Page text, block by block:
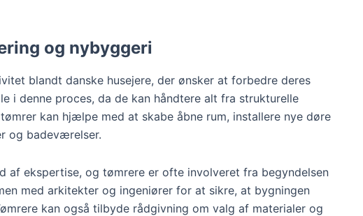
og nybyggeri
blandt danske husejere, der ønsker at forbedre deres
i denne proces, da de kan håndtere alt fra strukturelle
kan hjælpe med at skabe åbne rum, installere nye døre
og badeværelser.
af ekspertise, og tømrere er ofte involveret fra begyndelsen
med arkitekter og ingeniører for at sikre, at bygningen
kan også tilbyde rådgivning om valg af materialer og